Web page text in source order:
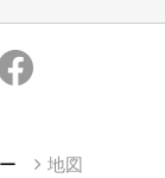
ー
地図